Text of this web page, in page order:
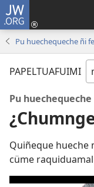
JW.ORG
Pu huechequeche ñi
PAPELTUAFUIMI
Pu
Quiñeque
cüme